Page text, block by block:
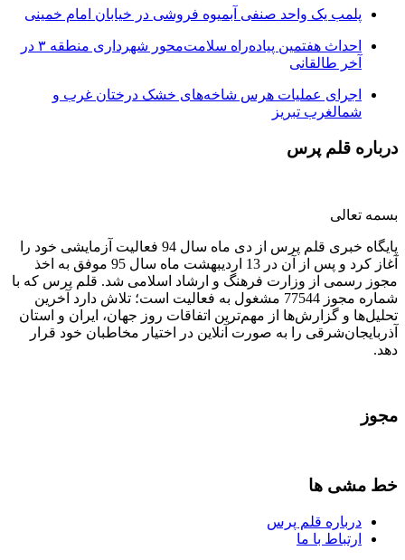
پلمب یک واحد صنفی آبمیوه فروشی در خیابان امام خمینی
احداث هفتمین پیاده‌راه سلامت‌محور شهرداری منطقه ۳ در
آخر طالقانی
اجرای عملیات هرس شاخه‌های خشک درختان غرب و
شمالغرب تبریز
درباره قلم پرس
بسمه تعالی
پایگاه خبری قلم پرس از دی ماه سال 94 فعالیت آزمایشی خود را
آغاز کرد و پس از آن در 13 اردیبهشت ماه سال 95 موفق به اخذ
مجوز رسمی از وزارت فرهنگ و ارشاد اسلامی شد. قلم پرس که با
شماره مجوز 77544 مشغول به فعالیت است؛ تلاش دارد آخرین
تحلیل‌ها و گزارش‌ها از مهم‌ترین اتفاقات روز جهان، ایران و استان
آذربایجان‌شرقی را به صورت آنلاین در اختیار مخاطبان خود قرار
دهد.
مجوز
خط مشی ها
درباره قلم پرس
ارتباط با ما